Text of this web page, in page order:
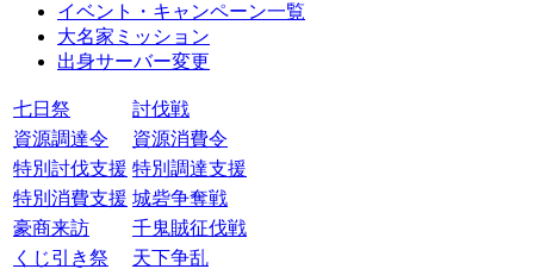
イベント・キャンペーン一覧
大名家ミッション
出身サーバー変更
七日祭
討伐戦
資源調達令
資源消費令
特別討伐支援 特別調達支援
特別消費支援 城砦争奪戦
豪商来訪
千鬼賊征伐戦
くじ引き祭
天下争乱